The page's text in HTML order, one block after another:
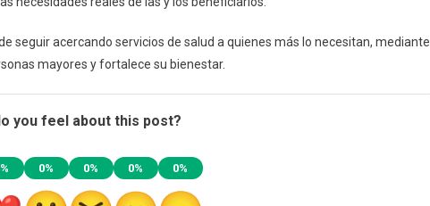
seguir acercando servicios de salud a quienes más lo necesitan, mediante
mayores y fortalece su bienestar.
you feel about this post?
0% 0% 0% 0%